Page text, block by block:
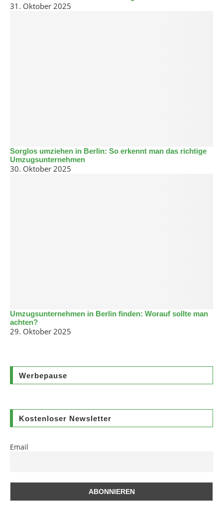
31. Oktober 2025
Sorglos umziehen in Berlin: So erkennt man das richtige
Umzugsunternehmen
30. Oktober 2025
Umzugsunternehmen in Berlin finden: Worauf sollte man
achten?
29. Oktober 2025
Werbepause
Kostenloser Newsletter
Email